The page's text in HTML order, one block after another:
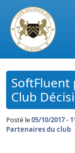
Passer au contenu
Club
Posté le05/10/2017 -
Partenaires du club